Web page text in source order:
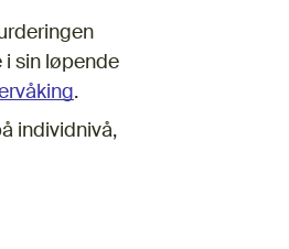
i sin løpende
.
individnivå,